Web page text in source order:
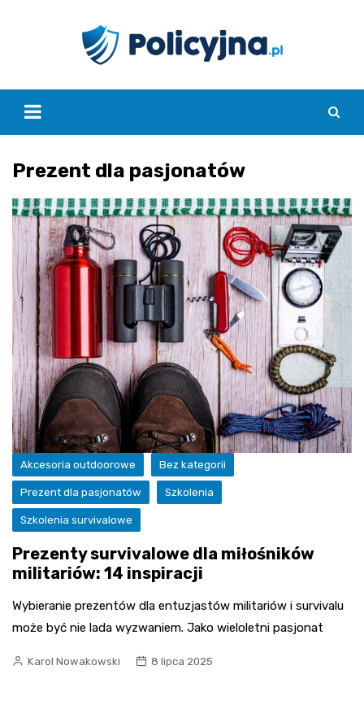
Prezent dla pasjonatów
Akcesoria outdoorowe Bez kategorii
Prezent dla pasjonatów Szkolenia
Szkolenia survivalowe
Prezenty survivalowe dla miłośników
militariów: 14 inspiracji
Wybieranie prezentów dla entuzjastów militariów i survivalu
może być nie lada wyzwaniem. Jako wieloletni pasjonat
Karol Nowakowski 8 lipca 2025